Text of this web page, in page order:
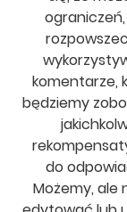
komentarze,
będziemy
do
Możemy, ale